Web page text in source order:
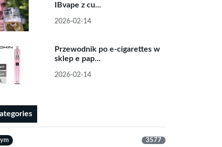
IBvape z cu...
2026-02-14
Przewodnik po e-cigarettes w
sklep e pap...
2026-02-14
3577